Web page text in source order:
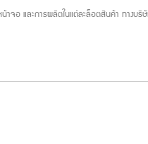
าจอ และการผลิตในแต่ละล็อตสินค้า ทางบริ